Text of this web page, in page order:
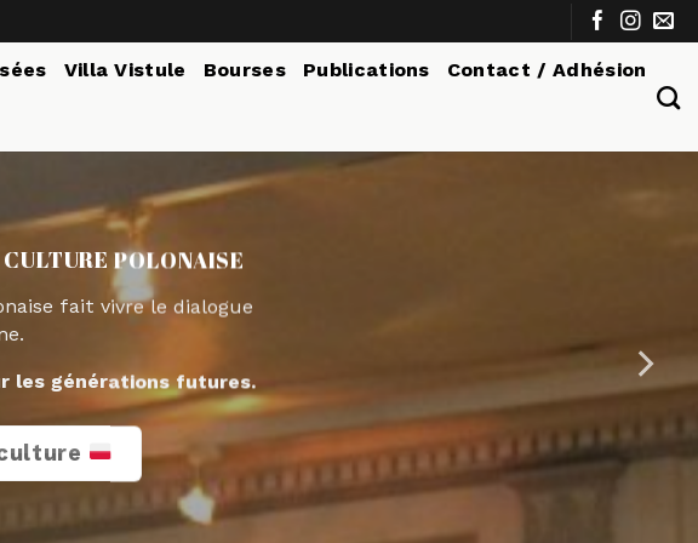
Villa Vistule Bourses Publications Contact / Adhésion